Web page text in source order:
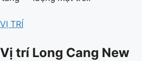
VỊ TRÍ
Vị trí Long Cang New